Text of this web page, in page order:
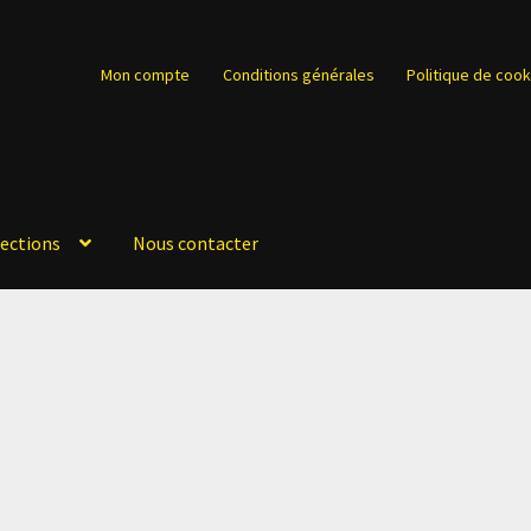
Mon compte Conditions générales Politique de
Nous contacter